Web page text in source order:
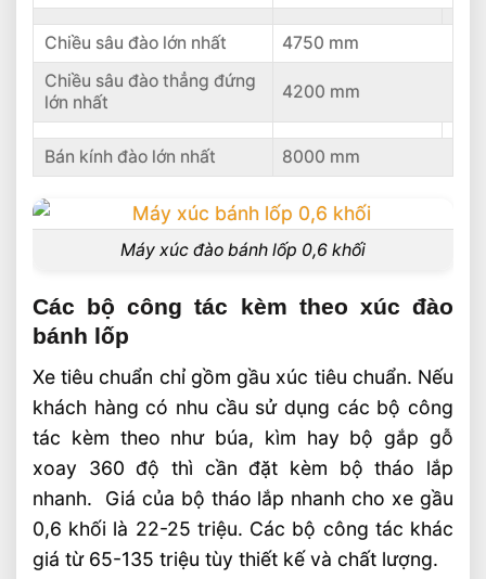
Chiều sâu đào lớn nhất
4750 mm
Chiều sâu đào thẳng đứng
lớn nhất
4200 mm
Bán kính đào lớn nhất 8000 mm
Máy xúc đào bánh lốp 0,6 khối
Các bộ công tác kèm theo xúc đào
bánh lốp
Xe tiêu chuẩn chỉ gồm gầu xúc tiêu chuẩn. Nếu
khách hàng có nhu cầu sử dụng các bộ công
tác kèm theo như búa, kìm hay bộ gắp gỗ
xoay 360 độ thì cần đặt kèm bộ tháo lắp
nhanh. Giá của bộ tháo lắp nhanh cho xe gầu
0,6 khối là 22-25 triệu. Các bộ công tác khác
giá từ 65-135 triệu tùy thiết kế và chất lượng.